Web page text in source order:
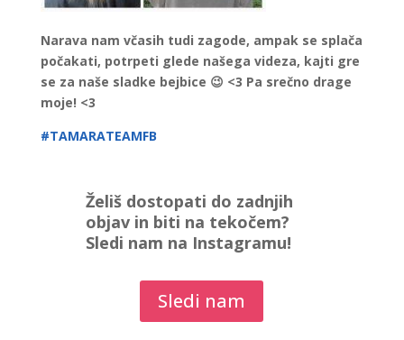
Narava nam včasih tudi zagode, ampak se splača
počakati, potrpeti glede našega videza, kajti gre
se za naše sladke bejbice 😉 <3 Pa srečno drage
moje! <3
#TAMARATEAMFB
Želiš dostopati do zadnjih
objav in biti na tekočem?
Sledi nam na Instagramu!
Sledi nam